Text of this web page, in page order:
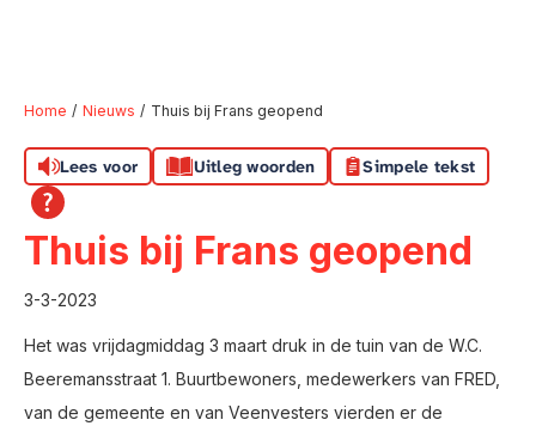
Naar hoofdinhoud
Naar hoofdnavigatiemenu
Naar zoeken
Home Nieuws Thuis bij Frans geopend
Lees voor Uitleg woorden Simpele tekst
Thuis bij Frans geopend
3-3-2023
Het was vrijdagmiddag 3 maart druk in de tuin van de W.C.
Beeremansstraat 1. Buurtbewoners, medewerkers van FRED,
van de gemeente en van Veenvesters vierden er de